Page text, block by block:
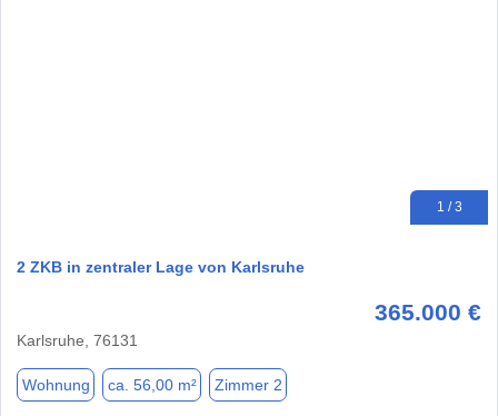
1 / 3
2 ZKB in zentraler Lage von Karlsruhe
365.000 €
Karlsruhe, 76131
Wohnung ca. 56,00 m² Zimmer 2